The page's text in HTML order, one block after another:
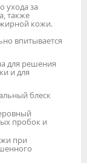
ухода за
также
кожи.
впитывается
для решения
и для
блеск
пробок и
при